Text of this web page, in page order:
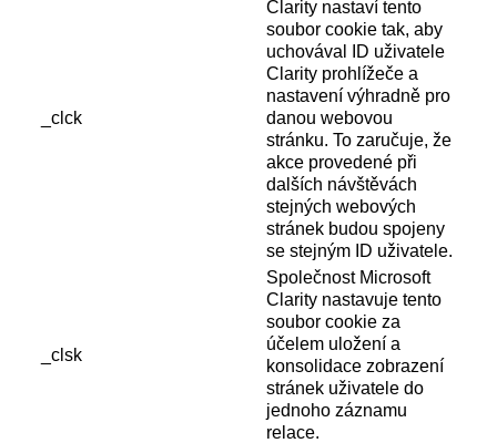
_clck
Clarity nastaví tento
soubor cookie tak, aby
uchovával ID uživatele
Clarity prohlížeče a
nastavení výhradně pro
danou webovou
stránku. To zaručuje, že
akce provedené při
dalších návštěvách
stejných webových
stránek budou spojeny
se stejným ID uživatele.
_clsk
Společnost Microsoft
Clarity nastavuje tento
soubor cookie za
účelem uložení a
konsolidace zobrazení
stránek uživatele do
jednoho záznamu
relace.